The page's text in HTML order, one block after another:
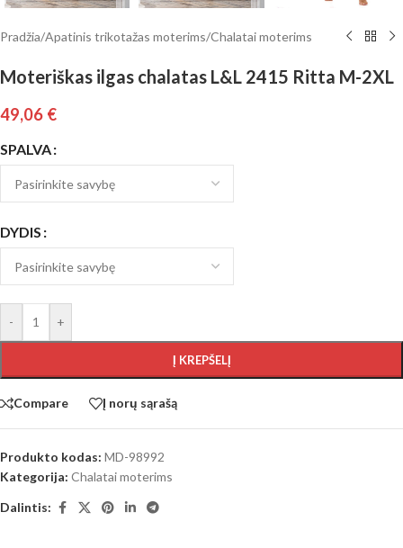
Pradžia/Apatinis trikotažas moterims/Chalatai moterims
Moteriškas ilgas chalatas L&L 2415 Ritta M-2XL
49,06 €
SPALVA
DYDIS
- +
Į KREPŠELĮ
Compare Į norų sąrašą
Produkto kodas: MD-98992
Kategorija: Chalatai moterims
Dalintis: